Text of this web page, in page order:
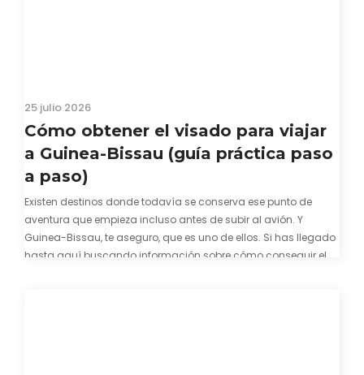
25 julio 2026
Cómo obtener el visado para viajar
a Guinea-Bissau (guía práctica paso
a paso)
Existen destinos donde todavía se conserva ese punto de
aventura que empieza incluso antes de subir al avión. Y
Guinea-Bissau, te aseguro, que es uno de ellos. Si has llegado
hasta aquí buscando información sobre cómo conseguir el